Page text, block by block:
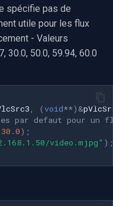
spécifie pas de
utile pour les flux
- Valeurs
30.0, 50.0, 59.94, 60.0
( void**) &
par defaut pour un
30.0);
video.mjpg" );